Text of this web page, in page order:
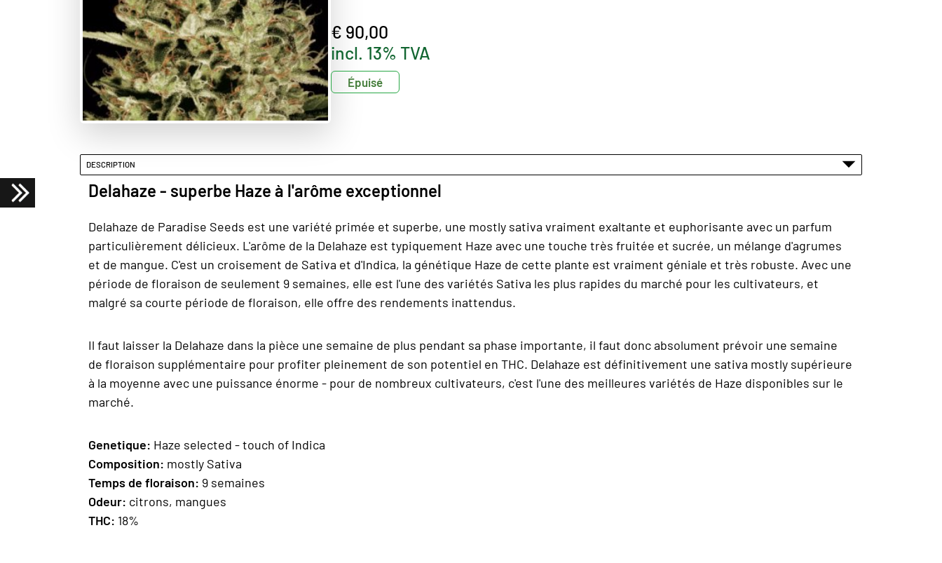
€ 90,00
incl. 13% TVA
Épuisé
DESCRIPTION
Delahaze - superbe Haze à l'arôme exceptionnel
Delahaze de Paradise Seeds est une variété primée et superbe, une mostly sativa vraiment exaltante et euphorisante avec un parfum
particulièrement délicieux. L'arôme de la Delahaze est typiquement Haze avec une touche très fruitée et sucrée, un mélange d'agrumes
et de mangue. C'est un croisement de Sativa et d'Indica, la génétique Haze de cette plante est vraiment géniale et très robuste. Avec une
période de floraison de seulement 9 semaines, elle est l'une des variétés Sativa les plus rapides du marché pour les cultivateurs, et
malgré sa courte période de floraison, elle offre des rendements inattendus.
Il faut laisser la Delahaze dans la pièce une semaine de plus pendant sa phase importante, il faut donc absolument prévoir une semaine
de floraison supplémentaire pour profiter pleinement de son potentiel en THC. Delahaze est définitivement une sativa mostly supérieure
à la moyenne avec une puissance énorme - pour de nombreux cultivateurs, c'est l'une des meilleures variétés de Haze disponibles sur le
marché.
Genetique: Haze selected - touch of Indica
Composition: mostly Sativa
Temps de floraison: 9 semaines
Odeur: citrons, mangues
THC: 18%